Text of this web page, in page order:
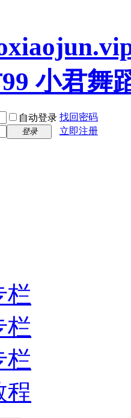
自动登录 找回密码
登录 立即注册
栏
栏
栏
程